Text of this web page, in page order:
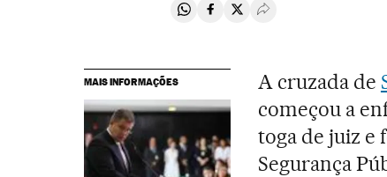
Compartir en Whatsapp
Compartir en Facebook
Compartir en Twitter
Desplegar Redes
MAIS INFORMAÇÕES A cruzada de
começou a
toga de juiz e
Segurança